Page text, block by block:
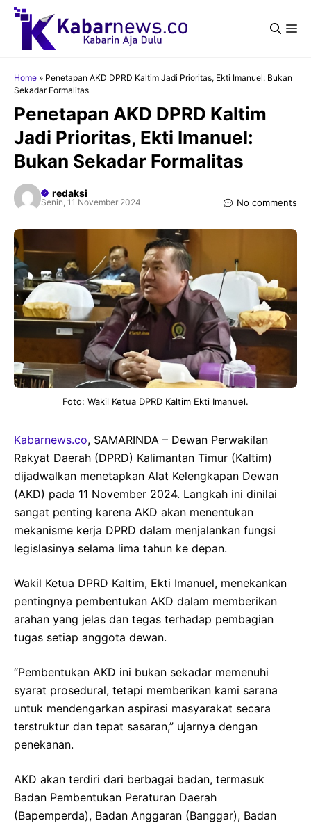
Langsung
Home » Penetapan AKD DPRD Kaltim Jadi Prioritas, Ekti Imanuel: Bukan
Sekadar Formalitas
Penetapan AKD DPRD Kaltim
Jadi Prioritas, Ekti Imanuel:
Bukan Sekadar Formalitas
redaksi
Senin, 11 November 2024 No comments
Foto: Wakil Ketua DPRD Kaltim Ekti Imanuel.
Kabarnews.co, SAMARINDA – Dewan Perwakilan
Rakyat Daerah (DPRD) Kalimantan Timur (Kaltim)
dijadwalkan menetapkan Alat Kelengkapan Dewan
(AKD) pada 11 November 2024. Langkah ini dinilai
sangat penting karena AKD akan menentukan
mekanisme kerja DPRD dalam menjalankan fungsi
legislasinya selama lima tahun ke depan.
Wakil Ketua DPRD Kaltim, Ekti Imanuel, menekankan
pentingnya pembentukan AKD dalam memberikan
arahan yang jelas dan tegas terhadap pembagian
tugas setiap anggota dewan.
“Pembentukan AKD ini bukan sekadar memenuhi
syarat prosedural, tetapi memberikan kami sarana
untuk mendengarkan aspirasi masyarakat secara
terstruktur dan tepat sasaran,” ujarnya dengan
penekanan.
AKD akan terdiri dari berbagai badan, termasuk
Badan Pembentukan Peraturan Daerah
(Bapemperda), Badan Anggaran (Banggar), Badan